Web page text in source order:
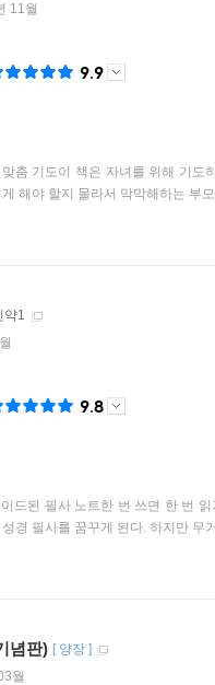
11월
9.9
춤 기도이 책은 자녀를 위해 기
해야 할지 몰라서 막막해하는 부
약1
9.8
드된 필사 노트한 번 쓰면 한 번
경 필사를 꿈꾸게 된다. 하지만 무
념판) [ 양장 ]
월